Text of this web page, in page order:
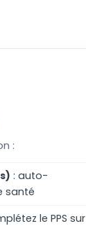
:
: auto-
santé
le PPS sur